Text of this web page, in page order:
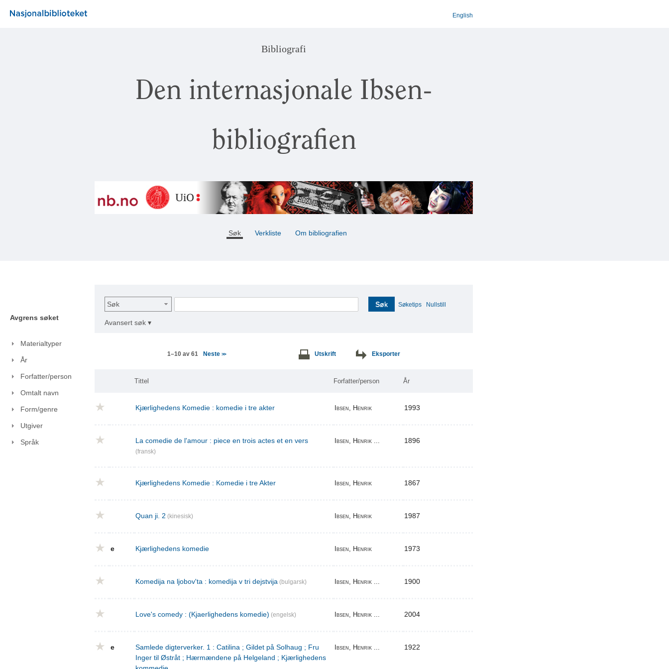
English
Bibliografi
Den internasjonale Ibsen-
bibliografien
Søk Verkliste Om bibliografien
Avgrens søket
Materialtyper
År
Forfatter/person
Omtalt navn
Form/genre
Utgiver
Språk
Søk Søk Søketips Nullstill
Avansert søk ▾
1–10 av 61 Neste>> Utskrift Eksporter
Tittel Forfatter/person År
Kjærlighedens Komedie : komedie i tre akter Ibsen, Henrik 1993
La comedie de l'amour : piece en trois actes et en vers
(fransk)
Ibsen, Henrik ... 1896
Kjærlighedens Komedie : Komedie i tre Akter Ibsen, Henrik 1867
Quan ji. 2 (kinesisk) Ibsen, Henrik 1987
e Kjærlighedens komedie Ibsen, Henrik 1973
Komedija na ljobov'ta : komedija v tri dejstvija (bulgarsk) Ibsen, Henrik ... 1900
Love's comedy : (Kjaerlighedens komedie) (engelsk) Ibsen, Henrik ... 2004
e
Samlede digterverker. 1 : Catilina ; Gildet på Solhaug ; Fru
Inger til Østråt ; Hærmændene på Helgeland ; Kjærlighedens
Ibsen, Henrik ... 1922